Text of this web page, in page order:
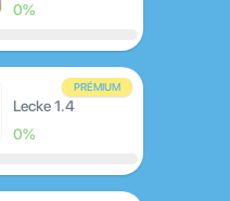
0%
PRÉMIUM
Lecke 1.4
0%